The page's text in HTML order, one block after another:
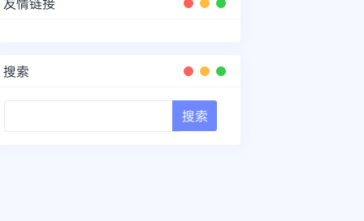
搜索